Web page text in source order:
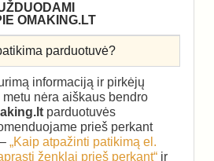
OMAKING.LT
parduotuvė?
informaciją ir pirkėjų
nėra aiškaus bendro
parduotuvės
prieš perkant
„Kaip atpažinti patikimą el.
ženklai prieš perkant“ ir